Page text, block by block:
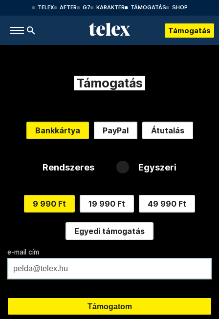
TELEX AFTER G7 KARAKTER TÁMOGATÁS SHOP
Támogatás
Támogatás
Bankkártya PayPal Átutalás
Rendszeres Egyszeri
9 990 Ft 19 990 Ft 49 990 Ft
Egyedi támogatás
e-mail cím